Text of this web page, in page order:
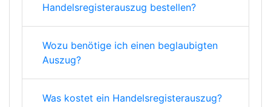
Handelsregisterauszug bestellen?
Wozu benötige ich einen beglaubigten
Auszug?
Was kostet ein Handelsregisterauszug?